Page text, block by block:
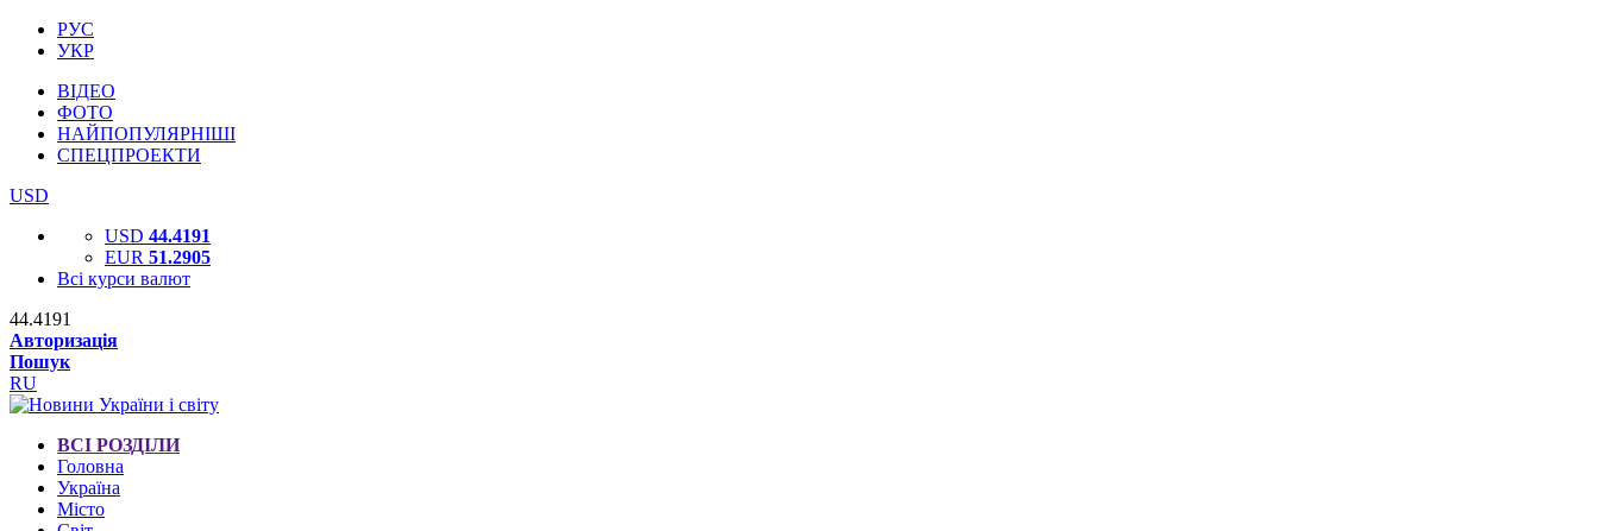
РУС
УКР
ВІДЕО
ФОТО
НАЙПОПУЛЯРНІШІ
СПЕЦПРОЕКТИ
USD
USD 44.4191
EUR 51.2905
Всі курси валют
44.4191
Авторизація
Пошук
RU
ВСІ РОЗДІЛИ
Головна
Україна
Місто